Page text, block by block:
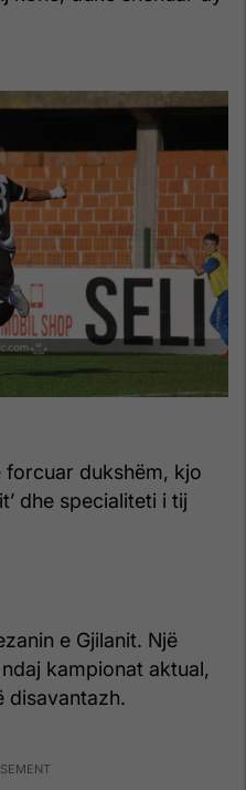
forcuar dukshëm, kjo
dhe specialiteti i tij
e Gjilanit. Një
kampionat aktual,
disavantazh.